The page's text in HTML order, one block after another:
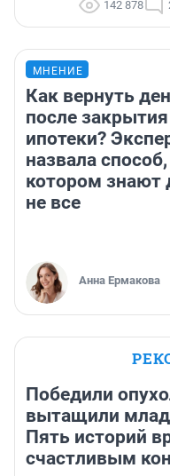
142 878
МНЕНИЕ
Как вернуть
после закрытия
ипотеки?
назвала
котором знают
не все
Анна Ермакова
Победили
вытащили
Пять историй
счастливым